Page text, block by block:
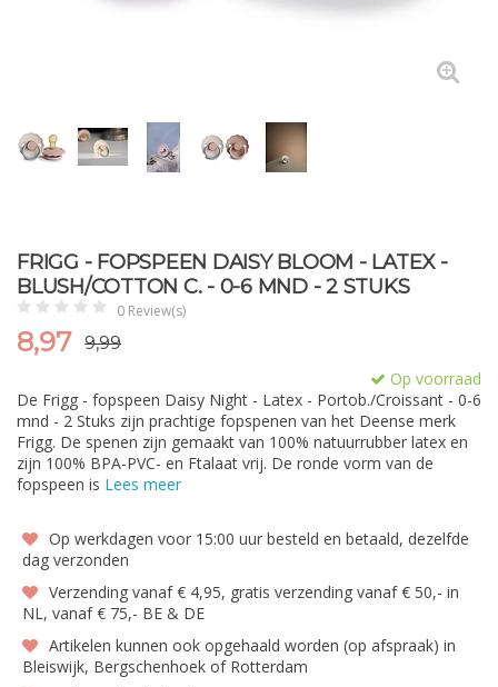
FRIGG - FOPSPEEN DAISY BLOOM - LATEX -
BLUSH/COTTON C. - 0-6 MND - 2 STUKS
0 Review(s)
8,97 9,99
Op voorraad
De Frigg - fopspeen Daisy Night - Latex - Portob./Croissant - 0-6
mnd - 2 Stuks zijn prachtige fopspenen van het Deense merk
Frigg. De spenen zijn gemaakt van 100% natuurrubber latex en
zijn 100% BPA-PVC- en Ftalaat vrij. De ronde vorm van de
fopspeen is Lees meer
Op werkdagen voor 15:00 uur besteld en betaald, dezelfde
dag verzonden
Verzending vanaf € 4,95, gratis verzending vanaf € 50,- in
NL, vanaf € 75,- BE & DE
Artikelen kunnen ook opgehaald worden (op afspraak) in
Bleiswijk, Bergschenhoek of Rotterdam